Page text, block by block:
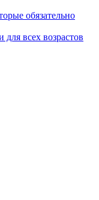
обязательно
всех возрастов